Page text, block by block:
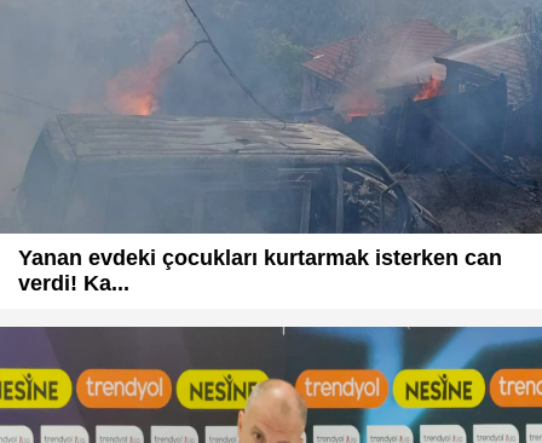
Yanan evdeki çocukları kurtarmak isterken can
verdi! Ka...